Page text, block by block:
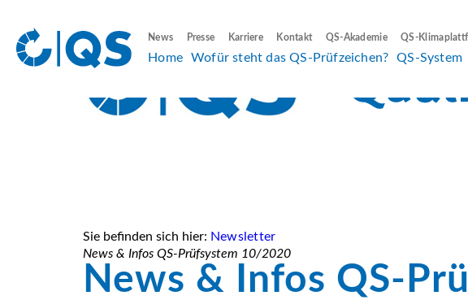
News Presse Karriere Kontakt QS-Akademie QS-
Home Wofür steht das QS-Prüfzeichen? QS-System
Sie befinden sich hier: Newsletter
News & Infos QS-Prüfsystem 10/2020
News & Infos QS-